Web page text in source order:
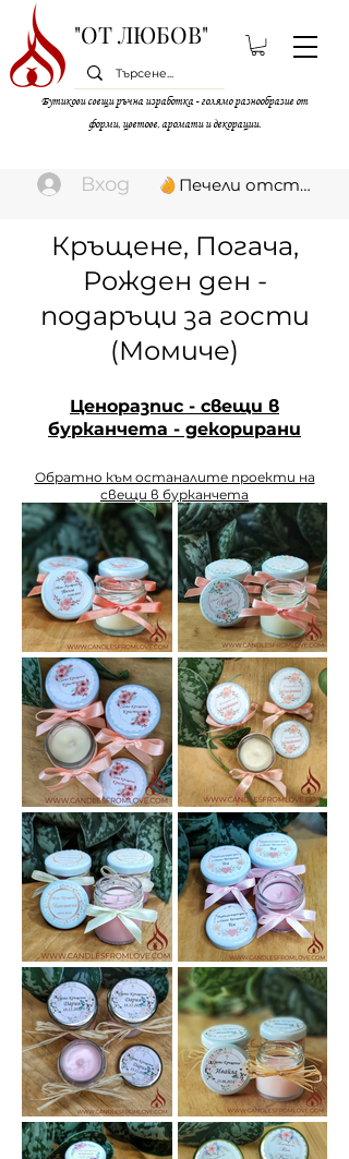
"ОТ ЛЮБОВ"
Бутикови свещи ръчна изработка - голямо разнообразие от
форми, цветове, аромати и декорации.
Вход Печели отстъпки
Кръщене, Погача,
Рожден ден -
подаръци за гости
(Момиче)
Ценоразпис - свещи в
бурканчета - декорирани
Обратно към останалите проекти на
свещи в бурканчета